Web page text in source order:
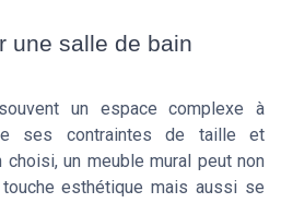
une salle de bain
un espace complexe à
ses contraintes de taille et
choisi, un meuble mural peut non
esthétique mais aussi se